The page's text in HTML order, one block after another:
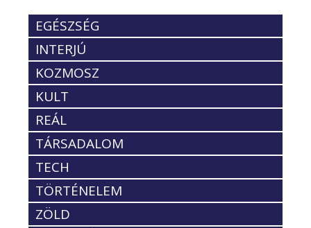
EGÉSZSÉG
INTERJÚ
KOZMOSZ
KULT
REÁL
TÁRSADALOM
TECH
TÖRTÉNELEM
ZÖLD